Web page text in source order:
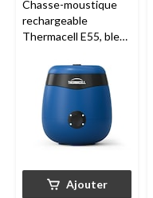
Chasse-moustique
rechargeable
Thermacell E55, bleu
Ajouter